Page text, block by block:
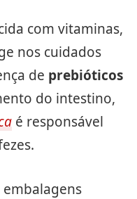
com vitaminas,
nos cuidados
de prebióticos
do intestino,
é responsável
embalagens